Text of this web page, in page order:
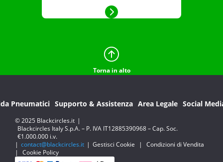
Torna in alto
Pneumatici Supporto & Assistenza Area Legale Social
© 2025 Blackcircles.it |
Blackcircles Italy S.p.A. – P. IVA IT12885390968 – Cap. Soc.
€1.000.000 i.v.
| contact@blackcircles.it | Gestisci Cookie |
Condizioni di Vendita
|
Cookie Policy